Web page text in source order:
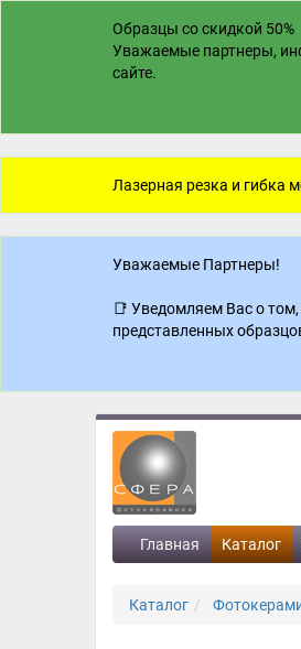
Образцы со скидкой 50%
Уважаемые партнеры,
сайте.
Лазерная резка и гибка
Уважаемые Партнеры!
📑 Уведомляем Вас о
представленных
Главная Каталог
Каталог